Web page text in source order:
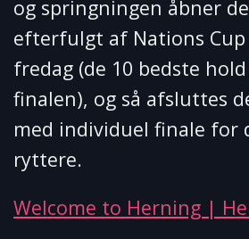
og springningen åbner
efterfulgt af Nations
fredag (de 10 bedste
finalen), og så afsluttes
med individuel finale for
ryttere.
Welcome to Herning |